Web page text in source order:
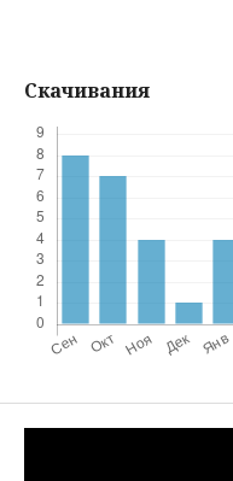
Скачивания